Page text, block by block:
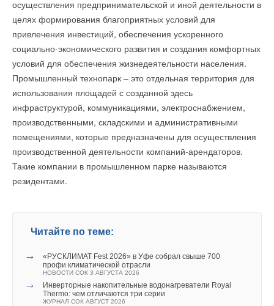
осуществления предпринимательской и иной деятельности в
целях формирования благоприятных условий для
привлечения инвестиций, обеспечения ускоренного
социально-экономического развития и создания комфортных
условий для обеспечения жизнедеятельности населения.
Промышленный технопарк – это отдельная территория для
использования площадей с созданной здесь
инфраструктурой, коммуникациями, электроснабжением,
производственными, складскими и административными
помещениями, которые предназначены для осуществления
производственной деятельности компаний-арендаторов.
Такие компании в промышленном парке называются
резидентами.
Читайте по теме:
→
«РУСКЛИМАТ Fest 2026» в Уфе собрал свыше 700
профи климатической отрасли
НОВОСТИ СОК 3 АВГУСТА 2026
→
Инверторные накопительные водонагреватели Royal
Thermo: чем отличаются три серии
ЖУРНАЛ СОК АВГУСТ 2026